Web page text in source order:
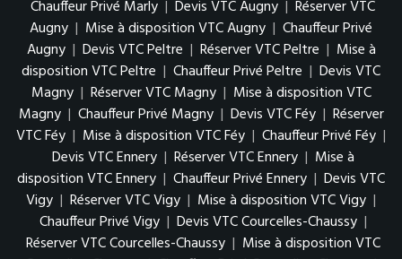
Chauffeur Privé Marly | Devis VTC Augny | Réserver VTC
Augny | Mise à disposition VTC Augny | Chauffeur Privé
Augny | Devis VTC Peltre | Réserver VTC Peltre | Mise à
disposition VTC Peltre | Chauffeur Privé Peltre | Devis VTC
Magny | Réserver VTC Magny | Mise à disposition VTC
Magny | Chauffeur Privé Magny | Devis VTC Féy | Réserver
VTC Féy | Mise à disposition VTC Féy | Chauffeur Privé Féy |
Devis VTC Ennery | Réserver VTC Ennery | Mise à
disposition VTC Ennery | Chauffeur Privé Ennery | Devis VTC
Vigy | Réserver VTC Vigy | Mise à disposition VTC Vigy |
Chauffeur Privé Vigy | Devis VTC Courcelles-Chaussy |
Réserver VTC Courcelles-Chaussy | Mise à disposition VTC